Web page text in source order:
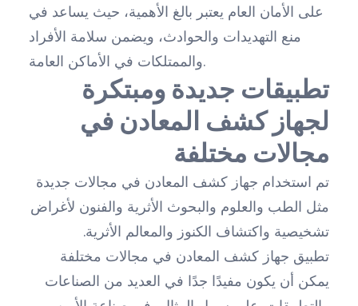
على الأمان العام يعتبر بالغ الأهمية، حيث يساعد في
منع التهديدات والحوادث، ويضمن سلامة الأفراد
والممتلكات في الأماكن العامة.
تطبيقات جديدة ومبتكرة
لجهاز كشف المعادن في
مجالات مختلفة
تم استخدام جهاز كشف المعادن في مجالات جديدة
مثل الطب والعلوم والبحوث الأثرية والفنون لأغراض
تشخيصية واكتشاف الكنوز والمعالم الأثرية.
تطبيق جهاز كشف المعادن في مجالات مختلفة
يمكن أن يكون مفيدًا جدًا في العديد من الصناعات